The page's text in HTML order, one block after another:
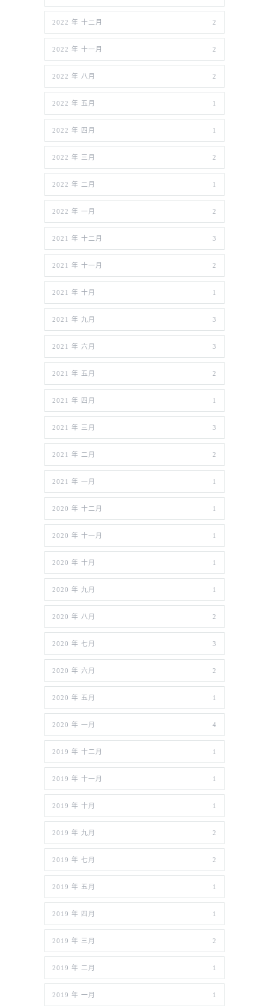
2022 年 十二月 2
2022 年 十一月 2
2022 年 八月 2
2022 年 五月 1
2022 年 四月 1
2022 年 三月 2
2022 年 二月 1
2022 年 一月 2
2021 年 十二月 3
2021 年 十一月 2
2021 年 十月 1
2021 年 九月 3
2021 年 六月 3
2021 年 五月 2
2021 年 四月 1
2021 年 三月 3
2021 年 二月 2
2021 年 一月 1
2020 年 十二月 1
2020 年 十一月 1
2020 年 十月 1
2020 年 九月 1
2020 年 八月 2
2020 年 七月 3
2020 年 六月 2
2020 年 五月 1
2020 年 一月 4
2019 年 十二月 1
2019 年 十一月 1
2019 年 十月 1
2019 年 九月 2
2019 年 七月 2
2019 年 五月 1
2019 年 四月 1
2019 年 三月 2
2019 年 二月 1
2019 年 一月 1